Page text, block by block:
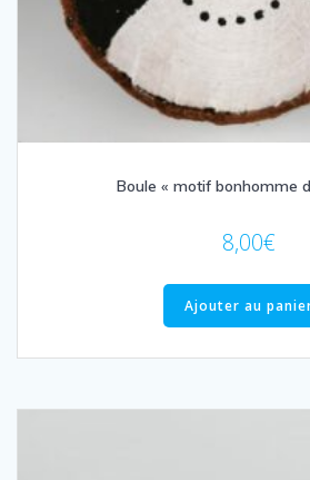
Boule « motif bonhomme
8,00€
Ajouter au